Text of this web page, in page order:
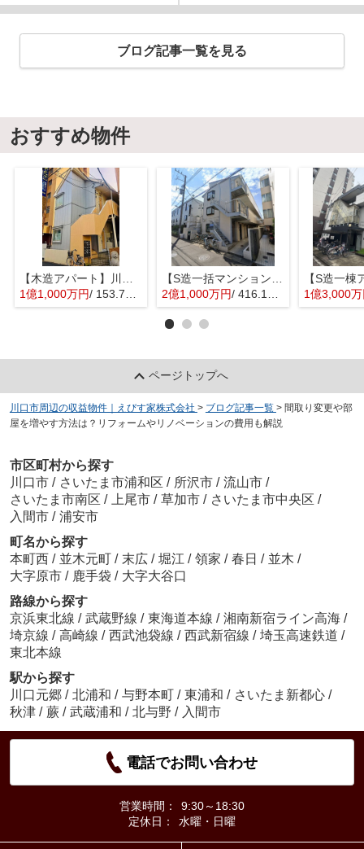
ブログ記事一覧を見る
おすすめ物件
1億1,000万円/ 153.76㎡
2億1,000万円/ 416.16㎡ 1億3,000
ページトップへ
川口市周辺の収益物件｜えびす家株式会社 > ブログ記事一覧 > 間取り変更や部
屋を増やす方法は？リフォームやリノベーションの費用も解説
市区町村から探す
川口市 / さいたま市浦和区 / 所沢市 / 流山市 /
さいたま市南区 / 上尾市 / 草加市 / さいたま市中央区 /
入間市 / 浦安市
町名から探す
本町西 / 並木元町 / 末広 / 堀江 / 領家 / 春日 / 並木 /
大字原市 / 鹿手袋 / 大字大谷口
路線から探す
京浜東北線 / 武蔵野線 / 東海道本線 / 湘南新宿ライン高海 /
埼京線 / 高崎線 / 西武池袋線 / 西武新宿線 / 埼玉高速鉄道 /
東北本線
駅から探す
川口元郷 / 北浦和 / 与野本町 / 東浦和 / さいたま新都心 /
秋津 / 蕨 / 武蔵浦和 / 北与野 / 入間市
電話でお問い合わせ
営業時間：
9:30～18:30
定休日：
水曜・日曜